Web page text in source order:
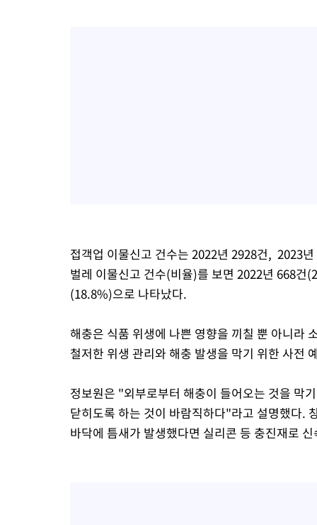
접객업 이물신고 건수는 2022년 2928건, 2023
벌레 이물신고 건수(비율)를 보면 2022년 668
(18.8%)으로 나타났다.
해충은 식품 위생에 나쁜 영향을 끼칠 뿐 아니라
철저한 위생 관리와 해충 발생을 막기 위한 사전
정보원은 "외부로부터 해충이 들어오는 것을 막
닫히도록 하는 것이 바람직하다"라고 설명했다.
바닥에 틈새가 발생했다면 실리콘 등 충진재로